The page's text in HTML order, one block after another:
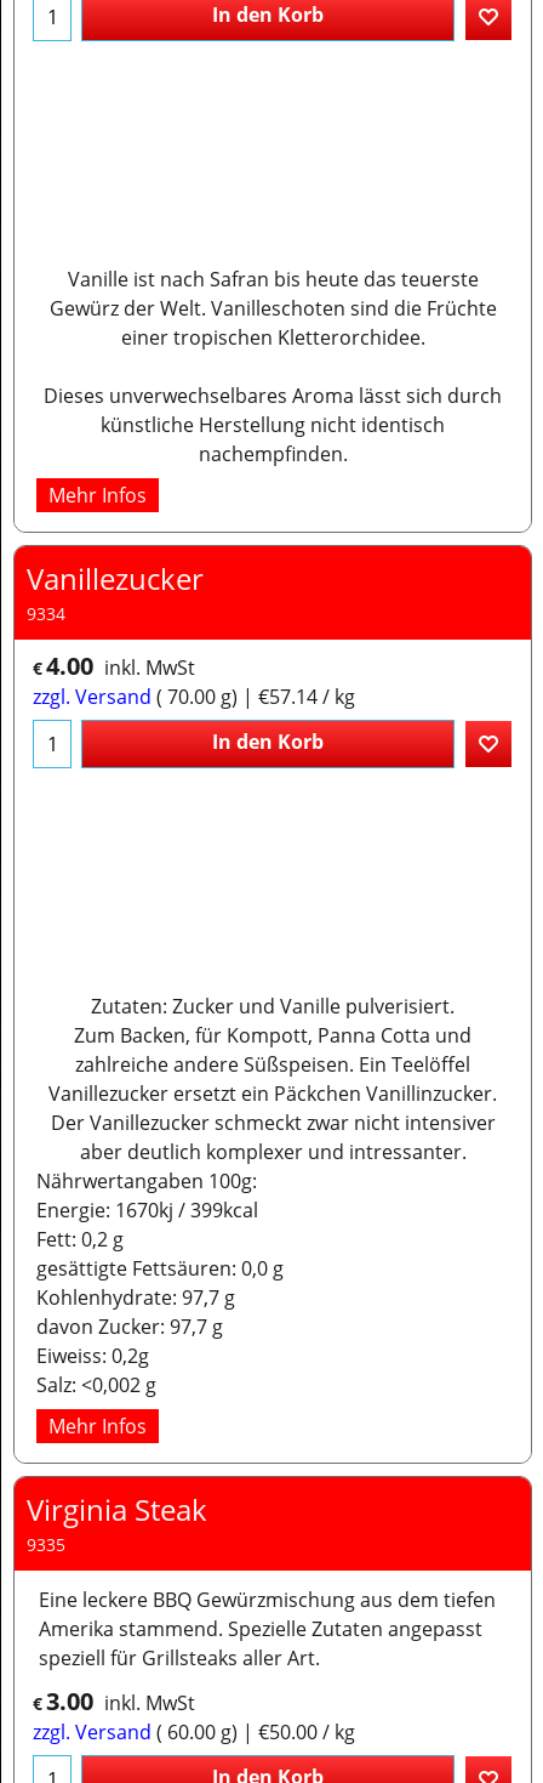
In den Korb
Vanille ist nach Safran bis heute das teuerste
Gewürz der Welt. Vanilleschoten sind die Früchte
einer tropischen Kletterorchidee.
Dieses unverwechselbares Aroma lässt sich durch
künstliche Herstellung nicht identisch
nachempfinden.
Mehr Infos
Vanillezucker
9334
€4.00 inkl. MwSt
zzgl. Versand
70.00 g €57.14/ kg
In den Korb
Zutaten: Zucker und Vanille pulverisiert.
Zum Backen, für Kompott, Panna Cotta und
zahlreiche andere Süßspeisen. Ein Teelöffel
Vanillezucker ersetzt ein Päckchen Vanillinzucker.
Der Vanillezucker schmeckt zwar nicht intensiver
aber deutlich komplexer und intressanter.
Nährwertangaben 100g:
Energie: 1670kj / 399kcal
Fett: 0,2 g
gesättigte Fettsäuren: 0,0 g
Kohlenhydrate: 97,7 g
davon Zucker: 97,7 g
Eiweiss: 0,2g
Salz: <0,002 g
Mehr Infos
Virginia Steak
9335
Eine leckere BBQ Gewürzmischung aus dem tiefen
Amerika stammend. Spezielle Zutaten angepasst
speziell für Grillsteaks aller Art.
€3.00 inkl. MwSt
zzgl. Versand
60.00 g €50.00/ kg
In den Korb